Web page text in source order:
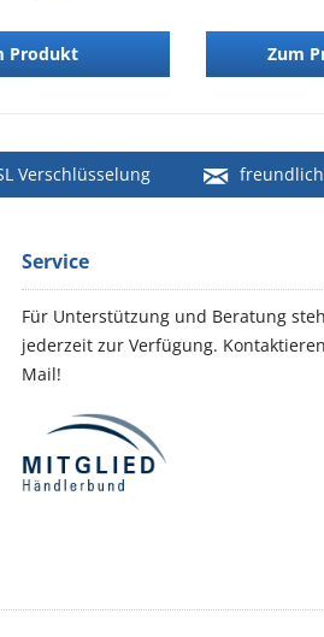
Produkt Zum
Verschlüsselung
Service
Für Unterstützung und Beratung
jederzeit zur Verfügung.
Mail!